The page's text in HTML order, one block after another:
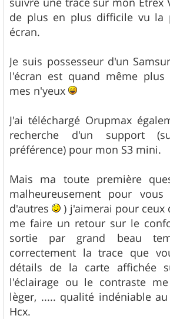
de plus en plus difficile vu la
écran.
Je suis possesseur d'un
l'écran est quand même plus
mes n'yeux
J'ai téléchargé Orupmax
recherche d'un support
préférence) pour mon S3 mini.
Mais ma toute première
malheureusement pour
d'autres
) j'aimerai pour ceux
me faire un retour sur le
sortie par grand beau
correctement la trace que
détails de la carte affichée
l'éclairage ou le contraste
lèger, ..... qualité indéniable
Hcx.